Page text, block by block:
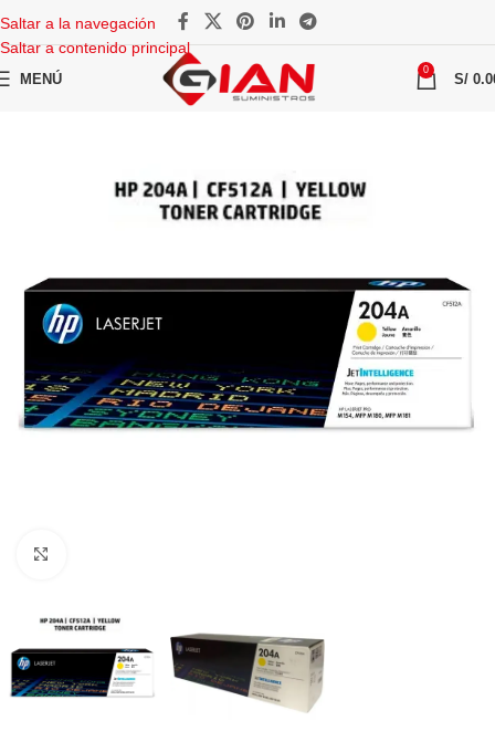
Saltar a la navegación
Saltar a contenido principal
MENÚ
0
S/